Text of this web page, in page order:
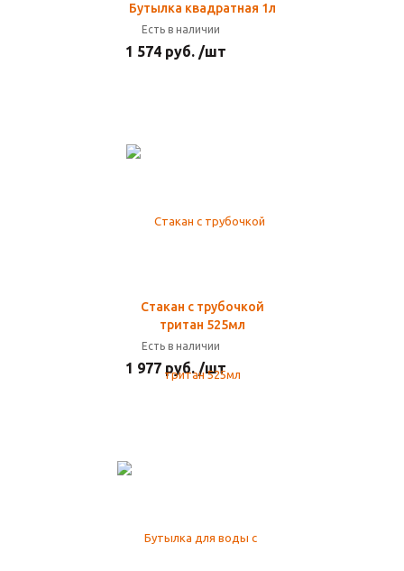
Бутылка квадратная 1л
Есть в наличии
1 574 руб. /шт
Стакан с трубочкой
тритан 525мл
Есть в наличии
1 977 руб. /шт